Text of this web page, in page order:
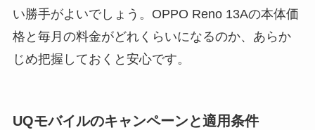
い勝手がよいでしょう。OPPO Reno 13Aの本体価
格と毎月の料金がどれくらいになるのか、あらか
じめ把握しておくと安心です。
UQモバイルのキャンペーンと適用条件